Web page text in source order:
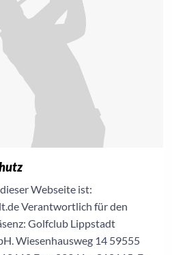
Webseite ist:
Verantwortlich für den
Golfclub Lippstadt
Wiesenhausweg 14 59555